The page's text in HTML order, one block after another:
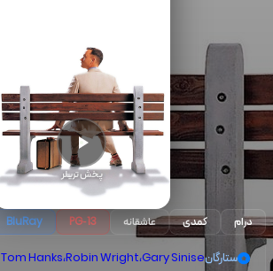
پخش تریلر
درام کمدی عاشقانه PG-13
BluRay
ستارگان Tom Hanks،Robin Wright،Gary Sinise